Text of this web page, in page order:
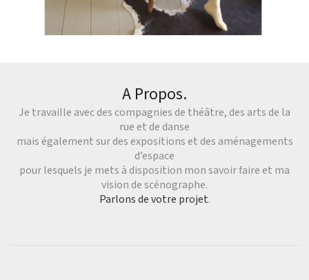
A Propos.
Je travaille avec des compagnies de théâtre, des arts de la
rue et de danse
mais également sur des expositions et des aménagements
d’espace
pour lesquels je mets à disposition mon savoir faire et ma
vision de scénographe.
Parlons de votre projet.